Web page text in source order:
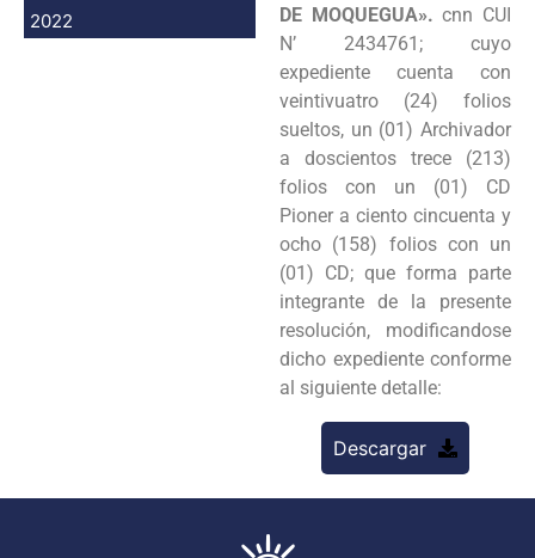
2022
DE MOQUEGUA». cnn CUI
N’ 2434761; cuyo
expediente cuenta con
veintivuatro (24) folios
sueltos, un (01) Archivador
a doscientos trece (213)
folios con un (01) CD
Pioner a ciento cincuenta y
ocho (158) folios con un
(01) CD; que forma parte
integrante de la presente
resolución, modificandose
dicho expediente conforme
al siguiente detalle:
Descargar